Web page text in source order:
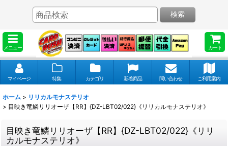
メニュー カート
検索
マイページ 特集 カテゴリ 新着商品 問い合わせ ご利用案内
ホーム > リリカルモナステリオ
> 目映き竜鱗リリオーザ【RR】{DZ-LBT02/022}《リリカルモナステリオ》
目映き竜鱗リリオーザ【RR】{DZ-LBT02/022}《リリ
カルモナステリオ》